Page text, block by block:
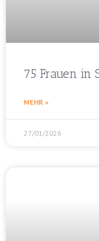
75 Frauen in
MEHR »
27/01/2026